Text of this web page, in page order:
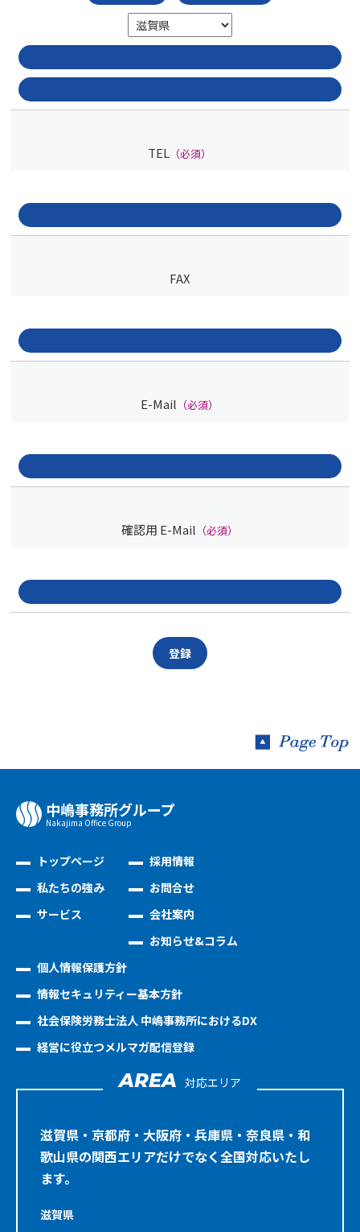
TEL （必須）
FAX
E-Mail （必須）
確認用 E-Mail （必須）
中嶋事務所グループ
Nakajima Oﬃce Group
トップページ
私たちの強み
サービス
採用情報
お問合せ
会社案内
お知らせ&コラム
個人情報保護方針
情報セキュリティー基本方針
社会保険労務士法人 中嶋事務所におけるDX
経営に役立つメルマガ配信登録
AREA 対応エリア
滋賀県・京都府・大阪府・兵庫県・奈良県・和
歌山県の関西エリアだけでなく全国対応いたし
ます。
滋賀県